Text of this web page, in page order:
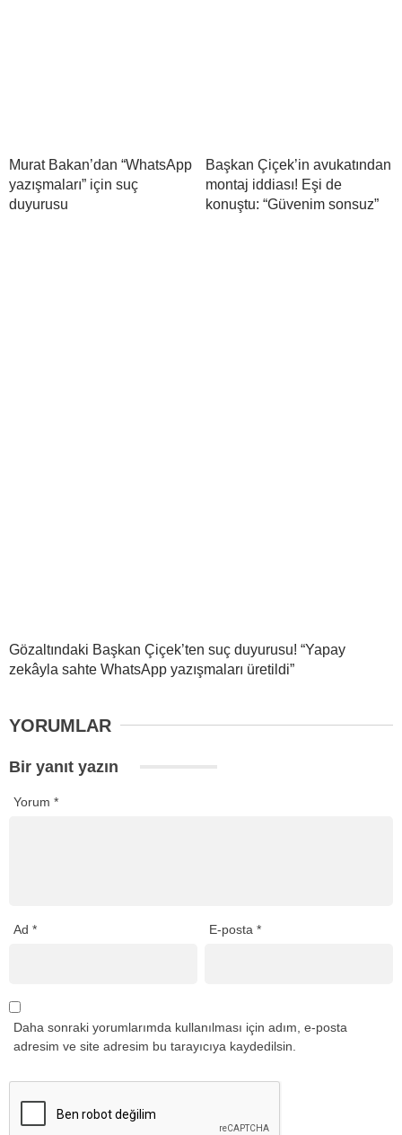
Murat Bakan’dan “WhatsApp
yazışmaları” için suç
duyurusu
Başkan Çiçek’in avukatından
montaj iddiası! Eşi de
konuştu: “Güvenim sonsuz”
Gözaltındaki Başkan Çiçek’ten suç duyurusu! “Yapay
zekâyla sahte WhatsApp yazışmaları üretildi”
YORUMLAR
Bir yanıt yazın
Yorum *
Ad * E-posta*
Daha sonraki yorumlarımda kullanılması için adım, e-posta
adresim ve site adresim bu tarayıcıya kaydedilsin.